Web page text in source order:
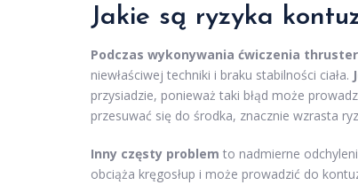
Jakie są ryzyka
Podczas wykonywania ćwiczenia thruster
niewłaściwej techniki i braku stabilności ciała.
przysiadzie, ponieważ taki błąd może
przesuwać się do środka, znacznie wzrasta
Inny częsty problem to nadmierne
obciąża kręgosłup i może prowadzić do